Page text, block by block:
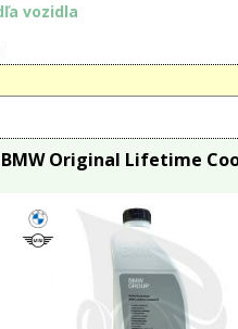
vozidla
BMW Original Lifetime